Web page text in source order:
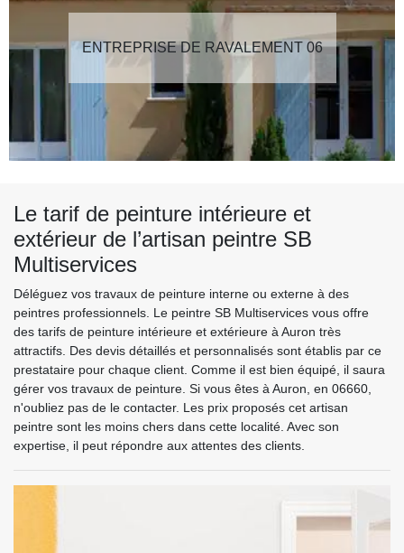
ENTREPRISE DE RAVALEMENT 06
Le tarif de peinture intérieure et
extérieur de l’artisan peintre SB
Multiservices
Déléguez vos travaux de peinture interne ou externe à des
peintres professionnels. Le peintre SB Multiservices vous offre
des tarifs de peinture intérieure et extérieure à Auron très
attractifs. Des devis détaillés et personnalisés sont établis par ce
prestataire pour chaque client. Comme il est bien équipé, il saura
gérer vos travaux de peinture. Si vous êtes à Auron, en 06660,
n'oubliez pas de le contacter. Les prix proposés cet artisan
peintre sont les moins chers dans cette localité. Avec son
expertise, il peut répondre aux attentes des clients.